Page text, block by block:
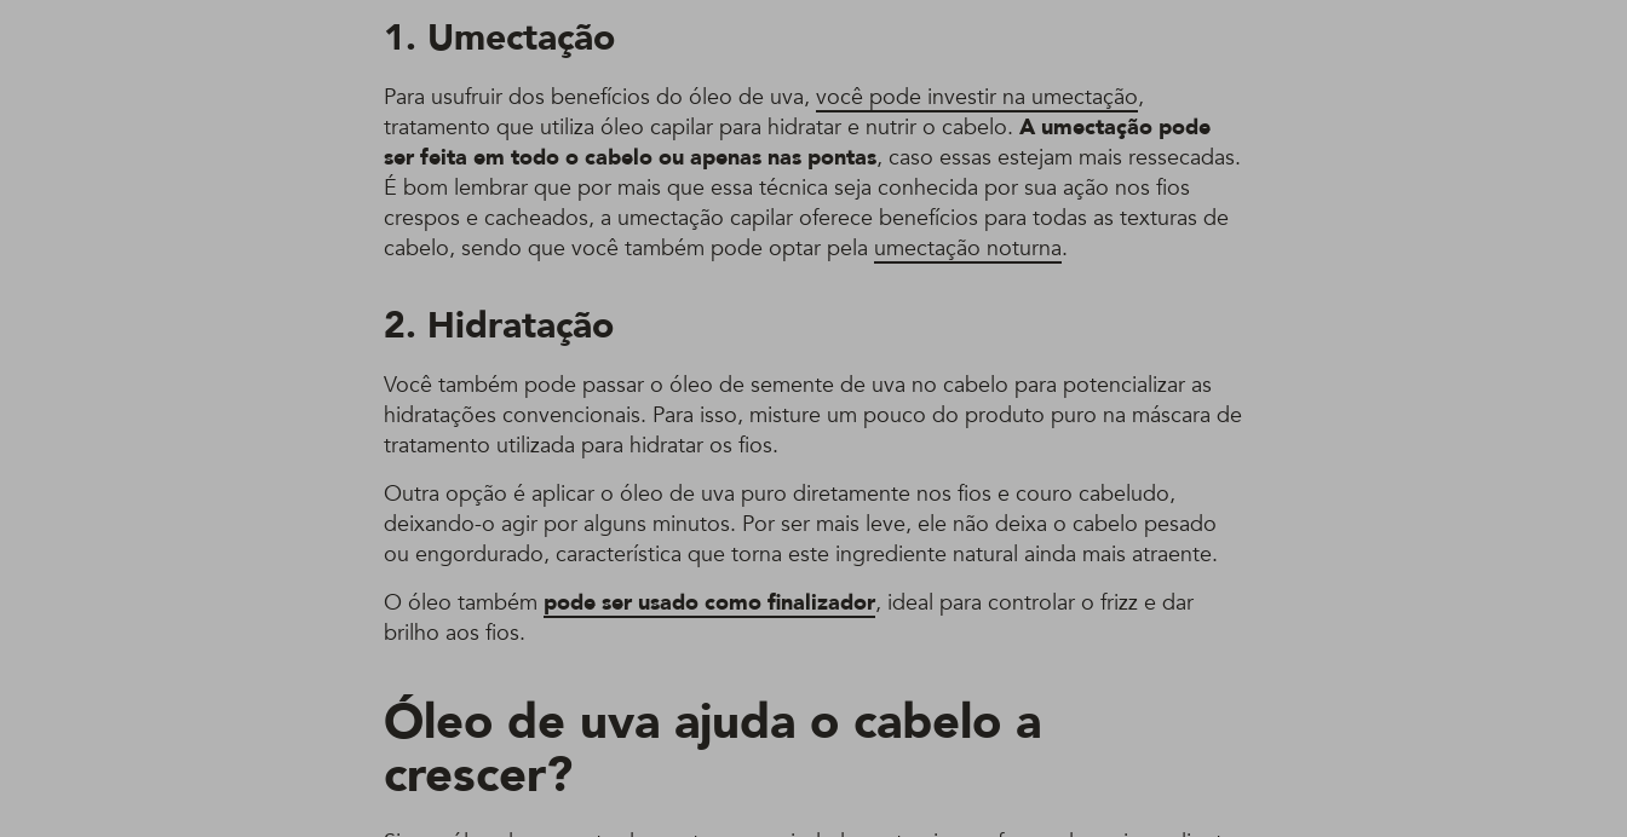
1. Umectação
Para usufruir dos benefícios do óleo de uva, você pode investir na umectação,
tratamento que utiliza óleo capilar para hidratar e nutrir o cabelo. A umectação pode
ser feita em todo o cabelo ou apenas nas pontas, caso essas estejam mais ressecadas.
É bom lembrar que por mais que essa técnica seja conhecida por sua ação nos fios
crespos e cacheados, a umectação capilar oferece benefícios para todas as texturas de
cabelo, sendo que você também pode optar pela umectação noturna.
2. Hidratação
Você também pode passar o óleo de semente de uva no cabelo para potencializar as
hidratações convencionais. Para isso, misture um pouco do produto puro na máscara de
tratamento utilizada para hidratar os fios.
Outra opção é aplicar o óleo de uva puro diretamente nos fios e couro cabeludo,
deixando-o agir por alguns minutos. Por ser mais leve, ele não deixa o cabelo pesado
ou engordurado, característica que torna este ingrediente natural ainda mais atraente.
O óleo também pode ser usado como finalizador, ideal para controlar o frizz e dar
brilho aos fios.
Óleo de uva ajuda o cabelo a
crescer?